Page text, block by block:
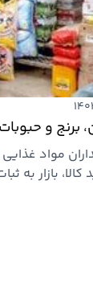
برنج و
مواد
بازار به